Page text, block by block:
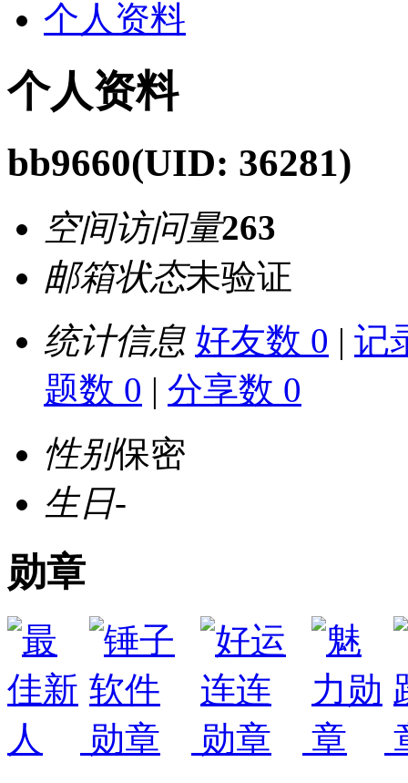
个人资料
个人资料
bb9660(UID: 36281)
空间访问量263
邮箱状态未验证
统计信息 好友数 0 | 记
题数 0 | 分享数 0
性别保密
生日-
勋章